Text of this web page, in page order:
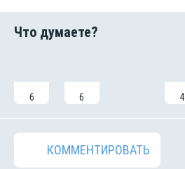
6 6 4
КОММЕНТИРОВАТЬ